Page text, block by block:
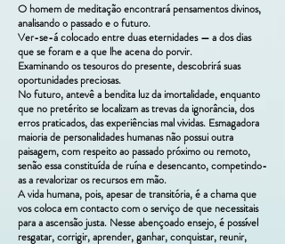
O homem de meditação encontrará pensamentos divinos,
analisando o passado e o futuro.
Ver-se-á colocado entre duas eternidades — a dos dias
que se foram e a que lhe acena do porvir.
Examinando os tesouros do presente, descobrirá suas
oportunidades preciosas.
No futuro, antevê a bendita luz da imortalidade, enquanto
que no pretérito se localizam as trevas da ignorância, dos
erros praticados, das experiências mal vividas. Esmagadora
maioria de personalidades humanas não possui outra
paisagem, com respeito ao passado próximo ou remoto,
senão essa constituída de ruína e desencanto, competindo-
as a revalorizar os recursos em mão.
A vida humana, pois, apesar de transitória, é a chama que
vos coloca em contacto com o serviço de que necessitais
para a ascensão justa. Nesse abençoado ensejo, é possível
resgatar, corrigir, aprender, ganhar, conquistar, reunir,